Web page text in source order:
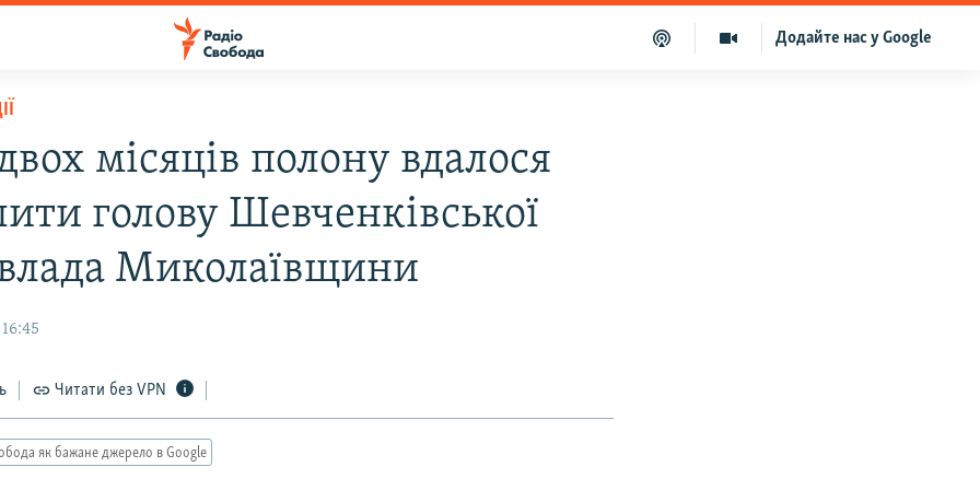
Додайте нас у Google
місяців полону вдалося
голову Шевченківської
Миколаївщини
Читати без VPN
як бажане джерело в Google